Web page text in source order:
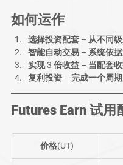
如何运作
选择投资配套 – 从不同
智能自动交易 – 系统依
实现 3 倍收益 – 当配套
复利投资 – 完成一个周
Futures Earn 试
价格(UT)